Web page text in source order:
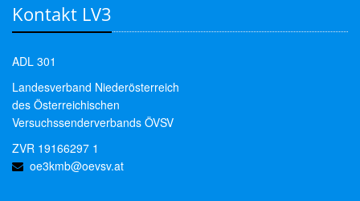
Kontakt LV3
ADL 301
Landesverband Niederösterreich
des Österreichischen
Versuchssenderverbands ÖVSV
ZVR 19166297 1
oe3kmb@oevsv.at